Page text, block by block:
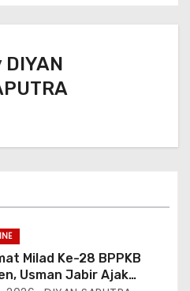
DIYAN
Milad Ke-28 BPPKB
Usman Jabir Ajak